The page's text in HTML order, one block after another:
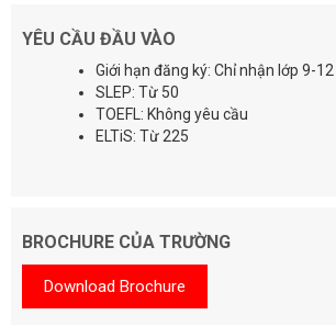
YÊU CẦU ĐẦU VÀO
Giới hạn đăng ký: Chỉ nhận lớp 9-12
SLEP: Từ 50
TOEFL: Không yêu cầu
ELTiS: Từ 225
BROCHURE CỦA TRƯỜNG
Download Brochure